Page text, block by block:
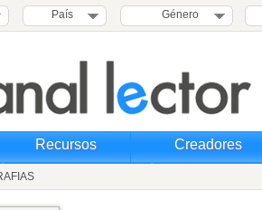
País Género
Recursos Creadores